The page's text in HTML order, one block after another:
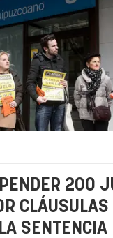
200
SENTENCIA